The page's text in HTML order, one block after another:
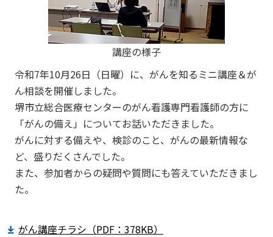
講座の様子
令和7年10月26日（日曜）に、がんを知るミニ講座＆が
ん相談を開催しました。
堺市立総合医療センターのがん看護専門看護師の方に
「がんの備え」についてお話いただきました。
がんに対する備えや、検診のこと、がんの最新情報な
ど、盛りだくさんでした。
また、参加者からの疑問や質問にも答えていただきまし
た。
がん講座チラシ（PDF：378KB）